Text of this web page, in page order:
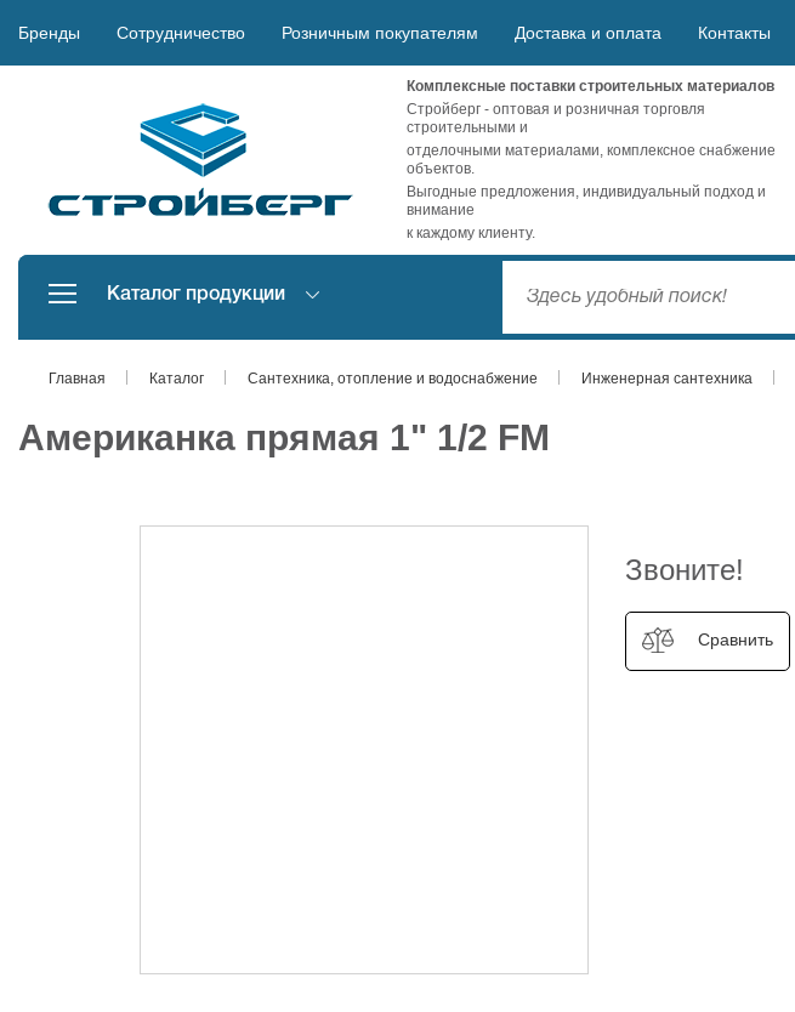
Бренды Сотрудничество Розничным покупателям Доставка и оплата Контакты
Комплексные поставки строительных материалов
Стройберг - оптовая и розничная торговля
строительными и
отделочными материалами, комплексное снабжение
объектов.
Выгодные предложения, индивидуальный подход и
внимание
к каждому клиенту.
Каталог продукции
Главная Каталог Сантехника, отопление и водоснабжение Инженерная сантехника
Американка прямая 1" 1/2 FM
Звоните!
Сравнить